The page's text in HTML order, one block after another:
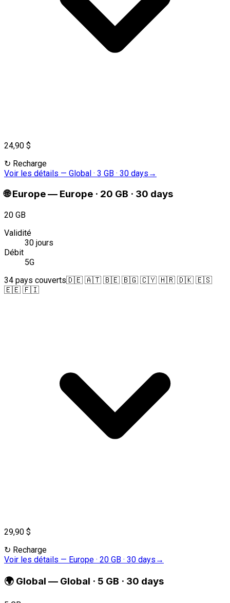
24,90 $
↻ Recharge
Voir les détails — Global · 3 GB · 30 days →
🌐 Europe— Europe · 20 GB · 30 days
20 GB
Validité
30 jours
Débit
5G
34 pays couverts🇩🇪 🇦🇹 🇧🇪 🇧🇬 🇨🇾 🇭🇷 🇩🇰 🇪🇸
🇪🇪 🇫🇮
29,90 $
↻ Recharge
Voir les détails — Europe · 20 GB · 30 days →
🌍 Global — Global · 5 GB · 30 days